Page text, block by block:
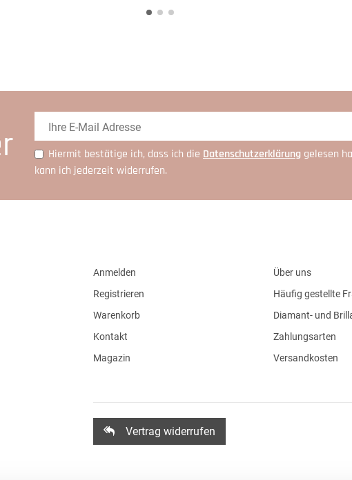
Hiermit bestätige ich, dass ich die Daten­schutz­erklärung gelesen
kann ich jederzeit widerrufen.
Anmelden
Registrieren
Warenkorb
Kontakt
Magazin
Über uns
Häufig gestellte
Diamant- und
Zahlungsarten
Versandkosten
Vertrag widerrufen